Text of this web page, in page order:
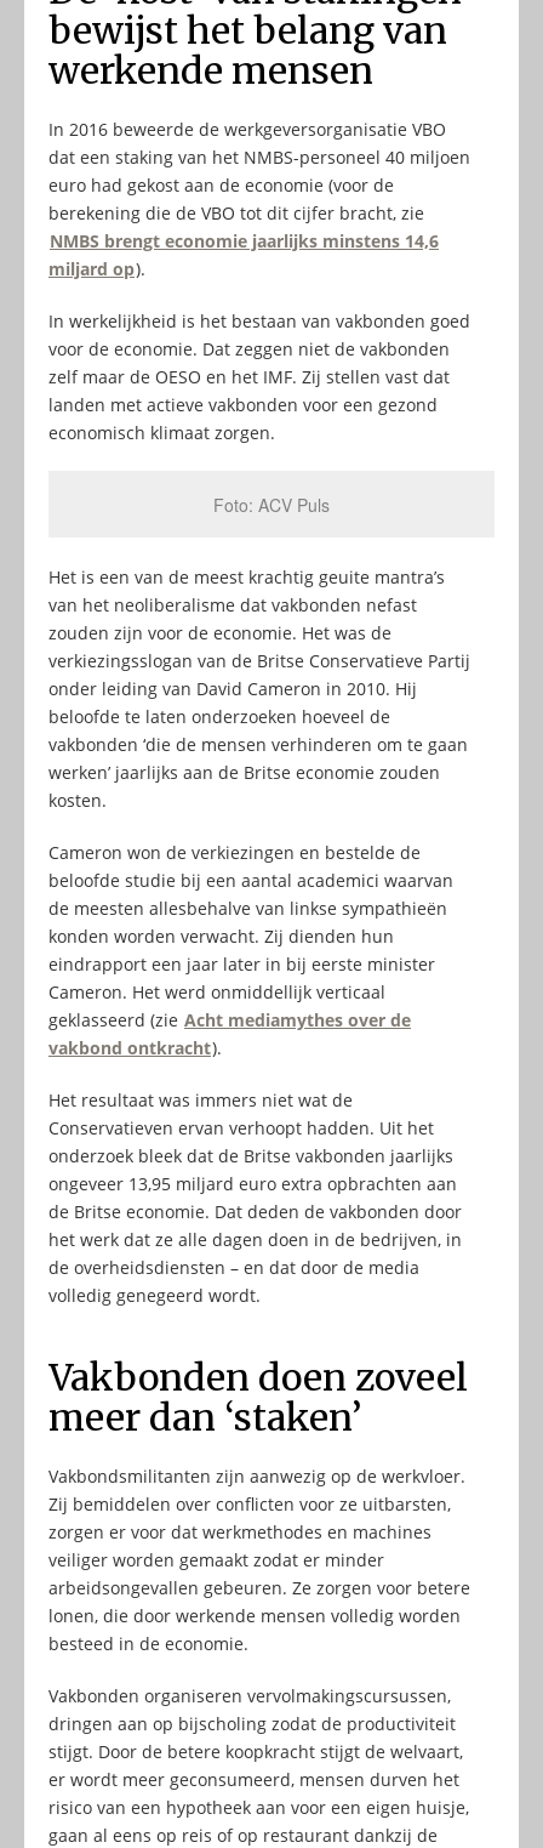
bewijst het belang van
werkende mensen
In 2016 beweerde de werkgeversorganisatie VBO
dat een staking van het NMBS-personeel 40 miljoen
euro had gekost aan de economie (voor de
berekening die de VBO tot dit cijfer bracht, zie
NMBS brengt economie jaarlijks minstens 14,6
miljard op).
In werkelijkheid is het bestaan van vakbonden goed
voor de economie. Dat zeggen niet de vakbonden
zelf maar de OESO en het IMF. Zij stellen vast dat
landen met actieve vakbonden voor een gezond
economisch klimaat zorgen.
Foto: ACV Puls
Het is een van de meest krachtig geuite mantra’s
van het neoliberalisme dat vakbonden nefast
zouden zijn voor de economie. Het was de
verkiezingsslogan van de Britse Conservatieve Partij
onder leiding van David Cameron in 2010. Hij
beloofde te laten onderzoeken hoeveel de
vakbonden ‘die de mensen verhinderen om te gaan
werken’ jaarlijks aan de Britse economie zouden
kosten.
Cameron won de verkiezingen en bestelde de
beloofde studie bij een aantal academici waarvan
de meesten allesbehalve van linkse sympathieën
konden worden verwacht. Zij dienden hun
eindrapport een jaar later in bij eerste minister
Cameron. Het werd onmiddellijk verticaal
geklasseerd (zie Acht mediamythes over de
vakbond ontkracht).
Het resultaat was immers niet wat de
Conservatieven ervan verhoopt hadden. Uit het
onderzoek bleek dat de Britse vakbonden jaarlijks
ongeveer 13,95 miljard euro extra opbrachten aan
de Britse economie. Dat deden de vakbonden door
het werk dat ze alle dagen doen in de bedrijven, in
de overheidsdiensten – en dat door de media
volledig genegeerd wordt.
Vakbonden doen zoveel
meer dan ‘staken’
Vakbondsmilitanten zijn aanwezig op de werkvloer.
Zij bemiddelen over conflicten voor ze uitbarsten,
zorgen er voor dat werkmethodes en machines
veiliger worden gemaakt zodat er minder
arbeidsongevallen gebeuren. Ze zorgen voor betere
lonen, die door werkende mensen volledig worden
besteed in de economie.
Vakbonden organiseren vervolmakingscursussen,
dringen aan op bijscholing zodat de productiviteit
stijgt. Door de betere koopkracht stijgt de welvaart,
er wordt meer geconsumeerd, mensen durven het
risico van een hypotheek aan voor een eigen huisje,
gaan al eens op reis of op restaurant dankzij de